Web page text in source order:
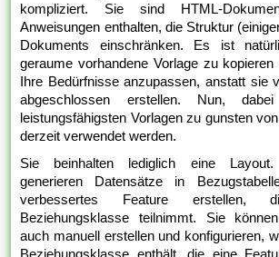
kompliziert. Sie sind HTML-
Anweisungen enthalten, die Struktur
Dokuments einschränken. Es ist
geraume vorhandene Vorlage zu
Ihre Bedürfnisse anzupassen, anstatt sie
abgeschlossen erstellen. Nun,
leistungsfähigsten Vorlagen zu gunsten
derzeit verwendet werden.
Sie beinhalten lediglich eine Layout.
generieren Datensätze in
verbessertes Feature
Beziehungsklasse teilnimmt. Sie
auch manuell erstellen und konfigurieren,
Beziehungsklasse enthält, die eine